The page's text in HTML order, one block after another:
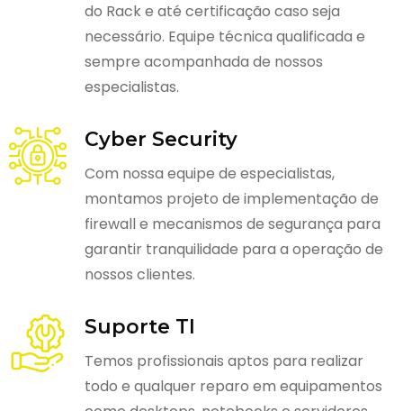
do Rack e até certificação caso seja
necessário. Equipe técnica qualificada e
sempre acompanhada de nossos
especialistas.
Cyber Security
Com nossa equipe de especialistas,
montamos projeto de implementação de
firewall e mecanismos de segurança para
garantir tranquilidade para a operação de
nossos clientes.
Suporte TI
Temos profissionais aptos para realizar
todo e qualquer reparo em equipamentos